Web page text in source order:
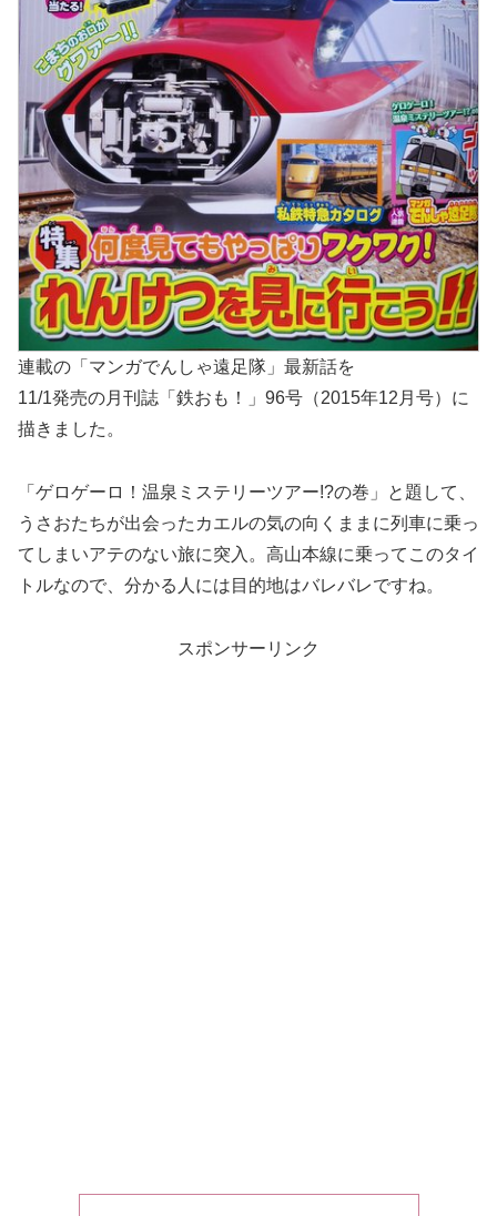
連載の「マンガでんしゃ遠足隊」最新話を
11/1発売の月刊誌「鉄おも！」96号（2015年12月号）に
描きました。
「ゲロゲーロ！温泉ミステリーツアー!?の巻」と題して、
うさおたちが出会ったカエルの気の向くままに列車に乗っ
てしまいアテのない旅に突入。高山本線に乗ってこのタイ
トルなので、分かる人には目的地はバレバレですね。
スポンサーリンク